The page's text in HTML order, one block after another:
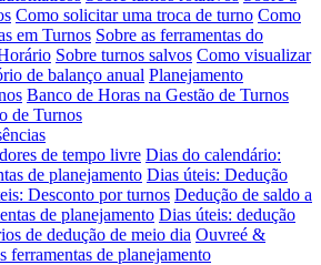
Como solicitar uma troca de turno Como
em Turnos Sobre as ferramentas do
Sobre turnos salvos Como visualizar
de balanço anual Planejamento
Banco de Horas na Gestão de Turnos
de Turnos
de tempo livre Dias do calendário:
de planejamento Dias úteis: Dedução
Desconto por turnos Dedução de saldo a
de planejamento Dias úteis: dedução
de dedução de meio dia Ouvreé &
ferramentas de planejamento